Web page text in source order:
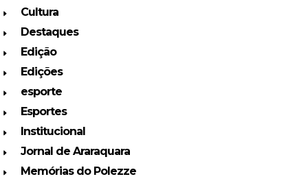
Cultura
Destaques
Edição
Edições
esporte
Esportes
Institucional
Jornal de Araraquara
Memórias do Polezze